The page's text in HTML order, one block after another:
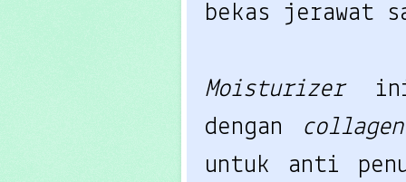
bekas jerawat
Moisturizer
dengan
untuk anti